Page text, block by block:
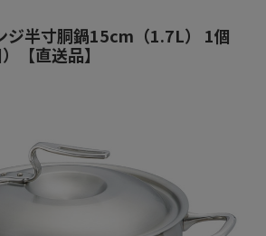
ジ半寸胴鍋15cm（1.7L） 1個
【直送品】